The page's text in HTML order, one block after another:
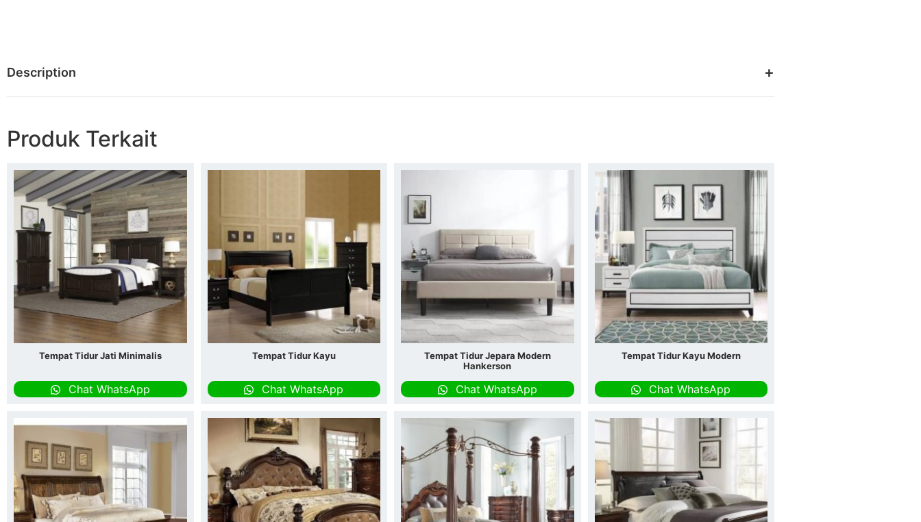
Description
Produk Terkait
Tempat Tidur Jati Minimalis
Chat WhatsApp
Tempat Tidur Kayu
Chat WhatsApp
Tempat Tidur Jepara Modern
Hankerson
Chat WhatsApp
Tempat Tidur Kayu Modern
Chat WhatsApp